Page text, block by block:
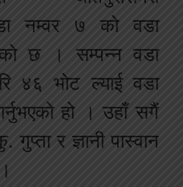
नम्वर ७ को वडा
छ । सम्पन्न वडा
४६ भोट ल्याई वडा
हो । उहाँ सगैं
र ज्ञानी पास्वान